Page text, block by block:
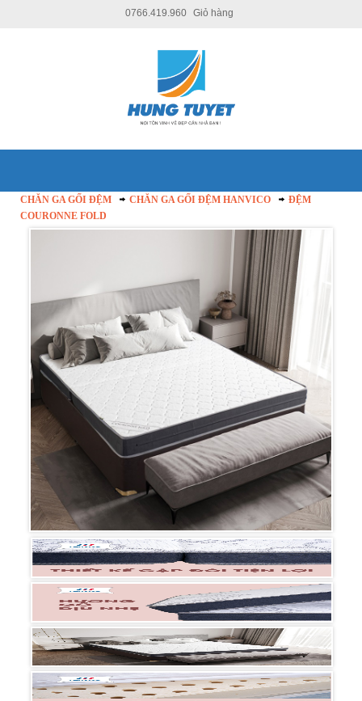
0766.419.960 Giỏ hàng
CHĂN GA GỐI ĐỆM CHĂN GA GỐI ĐỆM HANVICO
ĐỆM
COURONNE FOLD